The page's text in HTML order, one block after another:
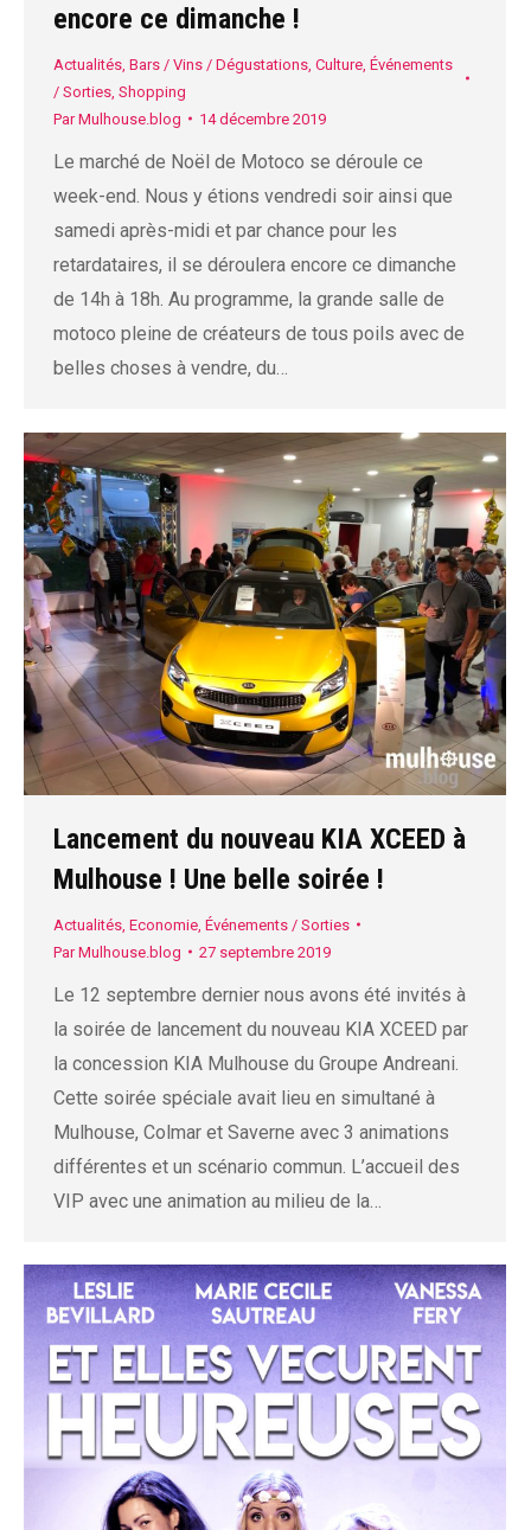
encore ce dimanche !
Actualités Bars / Vins / Dégustations Culture Événements
/ Sorties Shopping
ParMulhouse.blog 14 décembre 2019
Le marché de Noël de Motoco se déroule ce
week-end. Nous y étions vendredi soir ainsi que
samedi après-midi et par chance pour les
retardataires, il se déroulera encore ce dimanche
de 14h à 18h. Au programme, la grande salle de
motoco pleine de créateurs de tous poils avec de
belles choses à vendre, du…
Lancement du nouveau KIA XCEED à
Mulhouse ! Une belle soirée !
Actualités Economie Événements / Sorties
ParMulhouse.blog 27 septembre 2019
Le 12 septembre dernier nous avons été invités à
la soirée de lancement du nouveau KIA XCEED par
la concession KIA Mulhouse du Groupe Andreani.
Cette soirée spéciale avait lieu en simultané à
Mulhouse, Colmar et Saverne avec 3 animations
différentes et un scénario commun. L’accueil des
VIP avec une animation au milieu de la…